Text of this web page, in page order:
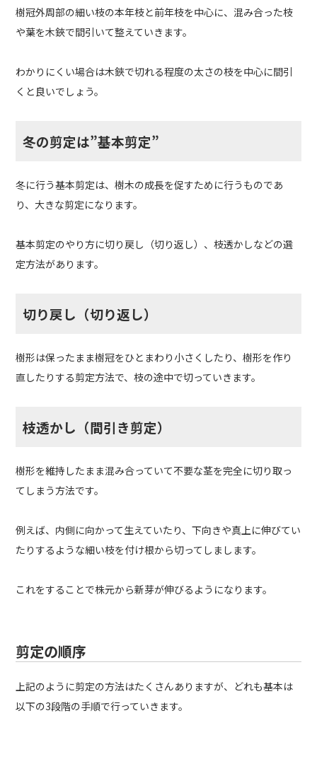
樹冠外周部の細い枝の本年枝と前年枝を中心に、混み合った枝
や葉を木鋏で間引いて整えていきます。
わかりにくい場合は木鋏で切れる程度の太さの枝を中心に間引
くと良いでしょう。
冬の剪定は”基本剪定”
冬に行う基本剪定は、樹木の成長を促すために行うものであ
り、大きな剪定になります。
基本剪定のやり方に切り戻し（切り返し）、枝透かしなどの選
定方法があります。
切り戻し（切り返し）
樹形は保ったまま樹冠をひとまわり小さくしたり、樹形を作り
直したりする剪定方法で、枝の途中で切っていきます。
枝透かし（間引き剪定）
樹形を維持したまま混み合っていて不要な茎を完全に切り取っ
てしまう方法です。
例えば、内側に向かって生えていたり、下向きや真上に伸びてい
たりするような細い枝を付け根から切ってしまします。
これをすることで株元から新芽が伸びるようになります。
剪定の順序
上記のように剪定の方法はたくさんありますが、どれも基本は
以下の3段階の手順で行っていきます。